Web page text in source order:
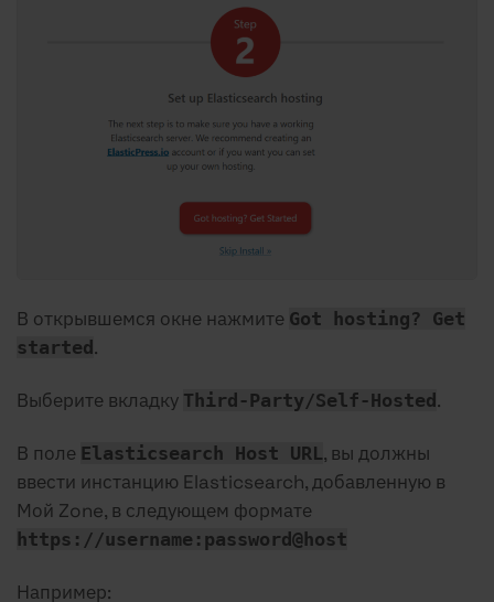
В открывшемся окне нажмите Got hosting? Get
started .
Выберите вкладку Third-Party/Self-Hosted .
В поле Elasticsearch Host URL, вы должны
ввести инстанцию Elasticsearch, добавленную в
Мой Zone, в следующем формате
https://username:password@host
Например: